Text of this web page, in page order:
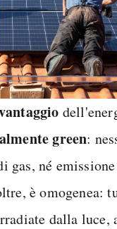
green:
gas, né
è omogenea:
dalla luce,